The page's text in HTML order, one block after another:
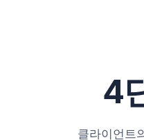
4
클라이언트